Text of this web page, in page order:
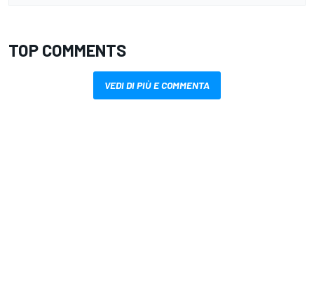
TOP COMMENTS
VEDI DI PIÙ E COMMENTA